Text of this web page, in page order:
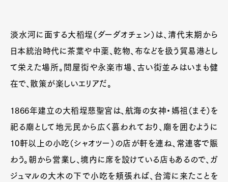
淡水河に面する大稻埕（ダーダオチェン）は、清代末期から
日本統治時代に茶葉や中薬、乾物、布などを扱う貿易港とし
て栄えた場所。問屋街や永楽市場、古い街並みはいまも健
在で、散策が楽しいエリアだ。
1866年建立の大稻埕慈聖宮は、航海の女神・媽祖（まそ）を
祀る廟として地元民から広く慕われており、廟を囲むように
10軒以上の小吃（シャオツー）の店が軒を連ね、常連客で賑
わう。朝から営業し、境内に席を設けている店もあるので、ガ
ジュマルの大木の下で小吃を頬張れば、台湾に来たことを